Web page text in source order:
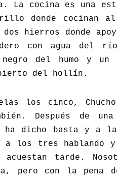
La cocina es una
donde cocinan
dos hierros donde
con agua del
negro del humo y un
del hollín.
los cinco,
Después de una
ha dicho basta y a
a los tres hablando y
tarde.
pero con la pena